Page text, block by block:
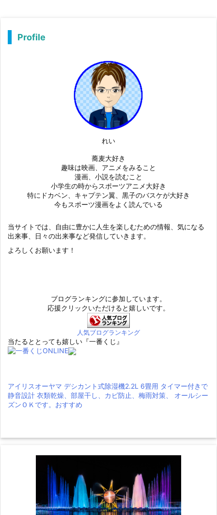
Profile
れい
蕎麦大好き
趣味は映画、アニメをみること
漫画、小説を読むこと
小学生の時からスポーツアニメ大好き
特にドカベン、キャプテン翼、黒子のバスケが大好き
今もスポーツ漫画をよく読んでいる
当サイトでは、自由に豊かに人生を楽しむための情報、気になる
出来事、日々の出来事など発信していきます。
よろしくお願います！
ブログランキングに参加しています。
応援クリックいただけると嬉しいです。
人気ブログランキング
当たるととっても嬉しい『一番くじ』
アイリスオーヤマ デシカント式除湿機2.2L 6畳用 タイマー付きで
静音設計 衣類乾燥、部屋干し、カビ防止、梅雨対策、 オールシー
ズンＯＫです。おすすめ